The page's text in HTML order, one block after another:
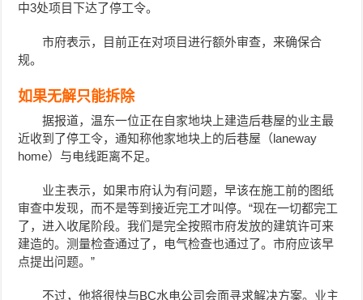
中3处项目下达了停工令。
市府表示，目前正在对项目进行额外审查，来确保合
规。
如果无解只能拆除
据报道，温东一位正在自家地块上建造后巷屋的业主最
近收到了停工令，通知称他家地块上的后巷屋（laneway
home）与电线距离不足。
业主表示，如果市府认为有问题，早该在施工前的图纸
审查中发现，而不是等到接近完工才叫停。“现在一切都完工
了，进入收尾阶段。我们是完全按照市府发放的建筑许可来
建造的。测量检查通过了，电气检查也通过了。市府应该早
点提出问题。”
不过，他将很快与BC水电公司会面寻求解决方案。业主